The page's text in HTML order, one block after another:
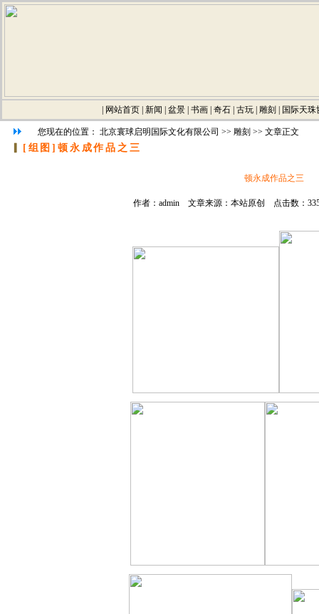
网站首页 新闻 盆景 书画 奇石 古玩 雕刻 国际天珠
您现在的位置： 北京寰球启明国际文化有限公司 >> 雕刻 >> 文章正文
[组图]顿永成作品之三
顿永成作品之三
作者：admin 文章来源：本站原创 点击数：